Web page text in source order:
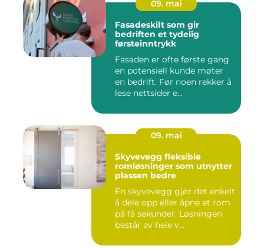
09. mai
Fasadeskilt som gir
bedriften et tydelig
førsteinntrykk
Fasaden er ofte første gang
en potensiell kunde møter
en bedrift. Før noen rekker å
lese nettsider e...
09. mai
Skyvevegg fleksible
romløsninger som utnytter
plassen bedre
En skyvevegg gjør det enkelt
å dele opp eller åpne et rom
på få sekunder. Løsningen
består av hele v...